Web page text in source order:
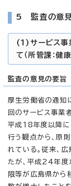
5 監査の意
(1)サービス事
て（所管課：健
監査の意見の要旨
厚生労働省の通知
回のサービス事業
平成18年度以降に
行う観点から、原
れている。従来、
たが、平成24年度
限等が広島県から